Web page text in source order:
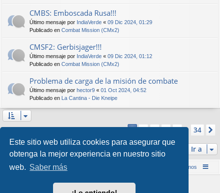
Este sitio web utiliza cookies para asegurar que
obtenga la mejor experiencia en nuestro sitio
web. Saber más
CMBS: Emboscada Rusa!!!
Último mensaje por IndiaVerde « 09 Dic 2024, 01:29
Publicado en Combat Mission (CMx2)
CMSF2: Gerbisjager!!!
Último mensaje por IndiaVerde « 09 Dic 2024, 01:12
Publicado en Combat Mission (CMx2)
Problema de carga de la misión de combate
Último mensaje por hector9 « 01 Oct 2024, 04:52
Publicado en La Cantina - Die Kneipe
Página1de34
1 2 3 4 5 … 34
Ir a
Inicio (Web) Foro Punta de Lanza Wargames Contáctenos
Desarrollado porphpBB® Forum Software © phpBB Limited